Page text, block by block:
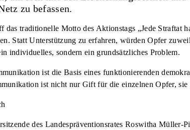
zu befassen.
traditionelle Motto des Aktionstags „Jede Straftat
Statt Unterstützung zu erfahren, würden Opfer
individuelles, sondern ein grundsätzliches Problem.
ist die Basis eines funktionierenden
ist nicht nur Gift für die einzelnen Opfer,
des Landespräventionsrates Roswitha Müller-